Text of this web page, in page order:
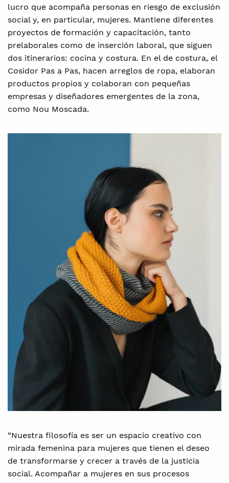
lucro que acompaña personas en riesgo de exclusión
social y, en particular, mujeres. Mantiene diferentes
proyectos de formación y capacitación, tanto
prelaborales como de inserción laboral, que siguen
dos itinerarios: cocina y costura. En el de costura, el
Cosidor Pas a Pas, hacen arreglos de ropa, elaboran
productos propios y colaboran con pequeñas
empresas y diseñadores emergentes de la zona,
como Nou Moscada.
“Nuestra filosofía es ser un espacio creativo con
mirada femenina para mujeres que tienen el deseo
de transformarse y crecer a través de la justicia
social. Acompañar a mujeres en sus procesos